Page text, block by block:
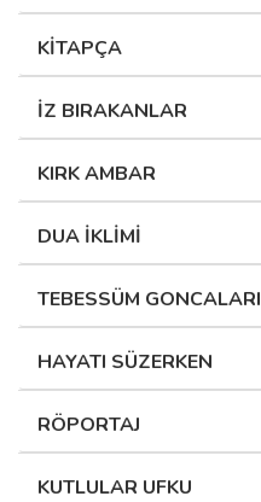
KİTAPÇA
İZ BIRAKANLAR
KIRK AMBAR
DUA İKLİMİ
TEBESSÜM GONCALARI
HAYATI SÜZERKEN
RÖPORTAJ
KUTLULAR UFKU